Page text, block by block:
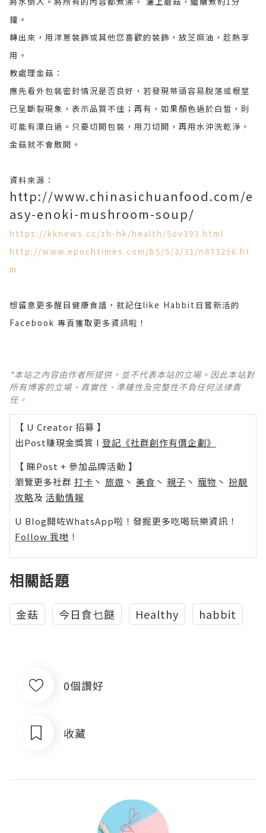
鐘。
轉出來，用洋蔥裝飾或其他您喜歡的裝飾，放芝麻油，趁熱享
用。
教處理金菇：
應先看外包裝密封情況是否良好，若發現蒂頭容易脫落或根莖
已呈斷裂現象，表示品質不佳；再有，如果顏色過於白皙，則
可能有漂白過。只要切開包裝，用刀切開，再用水沖洗乾淨，
金菇就不會散開。
資料來源：
http://www.chinasichuanfood.com/e
asy-enoki-mushroom-soup/
https://kknews.cc/zh-hk/health/5ov393.html
http://www.epochtimes.com/b5/5/3/31/n873256.ht
m
想留意更多醒目健康食譜，就記住like Habbit日嘗新活的
Facebook 專頁獲取更多資訊啦！
*本站之內容由作者所提供，並不代表本站的立場。因此本站對
所有博客的立場、真實性、準確性及完整性不負任何法律責
任。
【 U Creator 招募 】
出Post賺現金獎賞 l 登記《社群創作有價企劃》
【 睇Post + 參加品牌活動 】
瀏覽更多社群 打卡 丶 旅遊 丶 美食 丶 親子 丶 寵物 丶 扮靚
攻略及 活動情報
U Blog開咗WhatsApp啦！發掘更多吃喝玩樂資訊！
Follow 我哋 ！
相關話題
金菇 今日食乜餸 Healthy habbit
0個讚好
收藏